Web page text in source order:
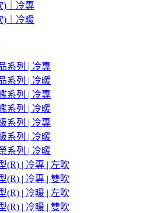
)｜冷專
)｜冷暖
系列 | 冷專
系列 | 冷暖
系列 | 冷專
系列 | 冷暖
系列 | 冷專
系列 | 冷暖
系列 | 冷暖
(R) | 冷專 | 左吹
(R) | 冷專 | 雙吹
(R) | 冷暖 | 左吹
(R) | 冷暖 | 雙吹